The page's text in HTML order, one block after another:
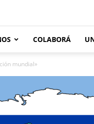
COLABORÁ
mundial»